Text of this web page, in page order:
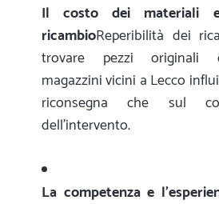
Il costo dei materiali
ricambioReperibilità dei
trovare pezzi originali
magazzini vicini a Lecco
riconsegna che sul
dell'intervento.
La competenza e